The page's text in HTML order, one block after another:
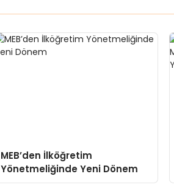
MEB’den İlköğretim
Yönetmeliğinde Yeni Dönem